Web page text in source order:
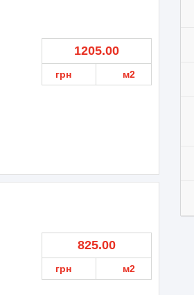
1205.00
грн м2
825.00
грн м2